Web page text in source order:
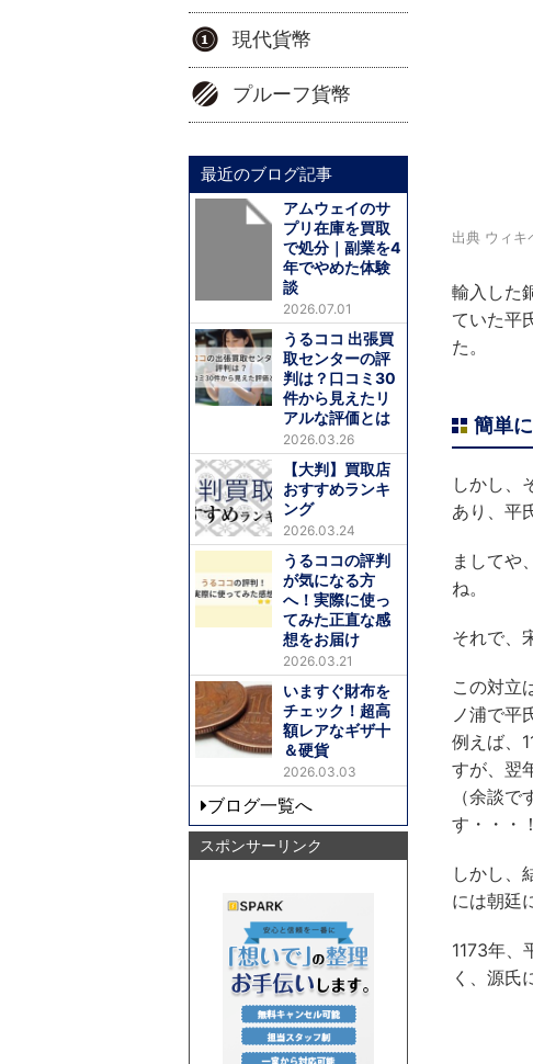
出典 ウィキ
輸入した
ていた平
た。
簡単
しかし、
あり、平
ましてや
ね。
それで、
この対立
ノ浦で平
例えば、
すが、翌
（余談
す・・・
しかし、
には朝廷
1173年、
く、源氏
現代貨幣
プルーフ貨幣
最近のブログ記事
アムウェイのサ
プリ在庫を買取
で処分｜副業を4
年でやめた体験
談
2026.07.01
うるココ 出張買
取センターの評
判は？口コミ30
件から見えたリ
アルな評価とは
2026.03.26
【大判】買取店
おすすめランキ
ング
2026.03.24
うるココの評判
が気になる方
へ！実際に使っ
てみた正直な感
想をお届け
2026.03.21
いますぐ財布を
チェック！超高
額レアなギザ十
＆硬貨
2026.03.03
ブログ一覧へ
スポンサーリンク